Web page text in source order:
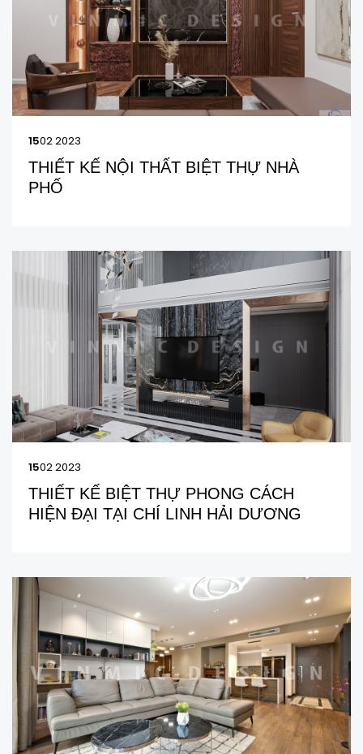
1502 2023
THIẾT KẾ NỘI THẤT BIỆT THỰ NHÀ
PHỐ
1502 2023
THIẾT KẾ BIỆT THỰ PHONG CÁCH
HIỆN ĐẠI TẠI CHÍ LINH HẢI DƯƠNG